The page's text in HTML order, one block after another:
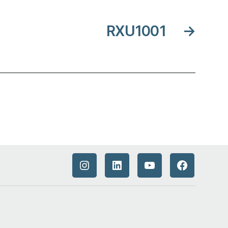
→
RXU1001
InstagramLinkedInYouTubeFacebook